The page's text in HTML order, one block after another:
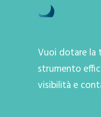
Vuoi dotare
strumento
visibilità e